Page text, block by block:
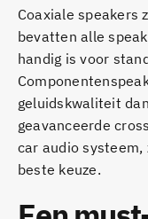
Coaxiale speakers
bevatten alle
handig is voor
geluidskwaliteit
geavanceerde
car audio systeem,
beste keuze.